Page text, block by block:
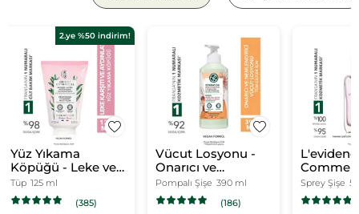
2.ye %50 indirim!
Yüz Yıkama
Köpüğü - Leke ve
Kırışık Karşıtı
Bitkisel Kompleks
Bakım / Bright
Tüp 125 ml
(385)
Vücut Losyonu -
Onarıcı ve
Nemlendirici /
Reparation
Pompalı Şişe 390 ml
(186)
Comme
Parfüm-
Sprey Şişe